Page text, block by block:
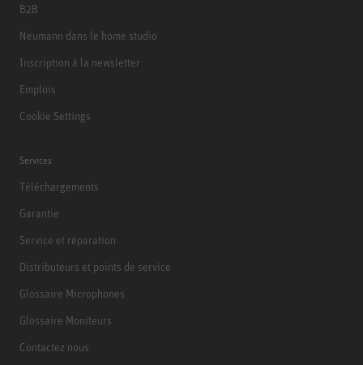
B2B
Neumann dans le home studio
Inscription à la newsletter
Emplois
Cookie Settings
Services
Téléchargements
Garantie
Service et réparation
Distributeurs et points de service
Glossaire Microphones
Glossaire Moniteurs
Contactez nous